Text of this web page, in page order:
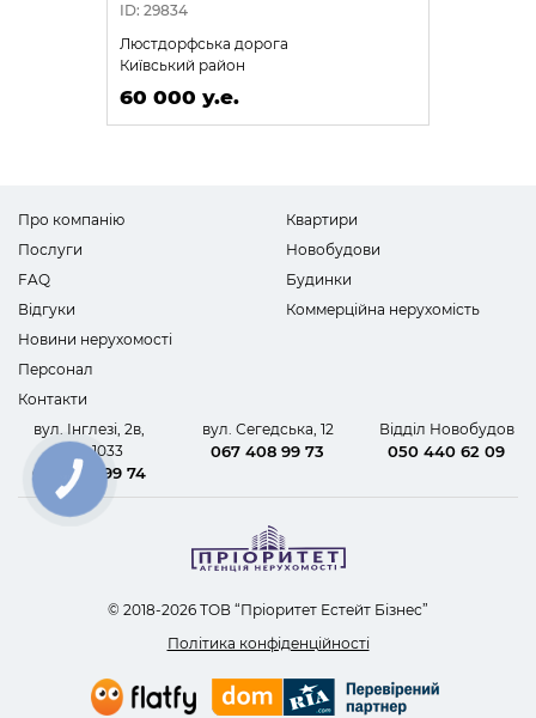
ID: 29834
Люстдорфська дорога
Київський район
60 000 у.е.
Про компанію
Послуги
FAQ
Відгуки
Новини нерухомості
Персонал
Контакти
Квартири
Новобудови
Будинки
Коммерційна нерухомість
вул. Інглезі, 2в,
офіс 1033
067 408 99 74
вул. Сегедська, 12
067 408 99 73
Відділ Новобудов
050 440 62 09
© 2018-2026 ТОВ “Пріоритет Естейт Бізнес”
Політика конфіденційності
КНОПКА
ЗВ'ЯЗКУ